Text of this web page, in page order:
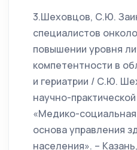
3.Шеховцов, С.Ю.
специалистов
повышении уровня
компетентности в
и гериатрии / С.Ю.
научно-
«Медико-
основа управления
населения». –